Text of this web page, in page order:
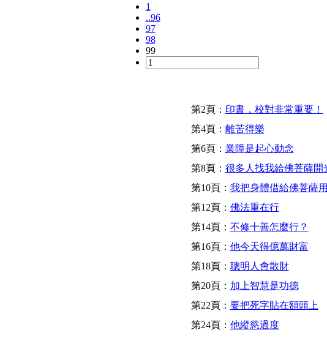
1
..96
97
98
99
第2頁： 印書，校對非常重要！
第4頁： 離苦得樂
第6頁： 業障是起心動念
第8頁： 很多人找我給佛菩薩開
第10頁： 我把身體借給佛菩薩
第12頁： 佛法重在行
第14頁： 不修十善怎麼行？
第16頁： 他今天得億萬財富
第18頁： 聰明人會散財
第20頁： 加上智慧是功德
第22頁： 要把死字貼在額頭上
第24頁： 他縱慾過度